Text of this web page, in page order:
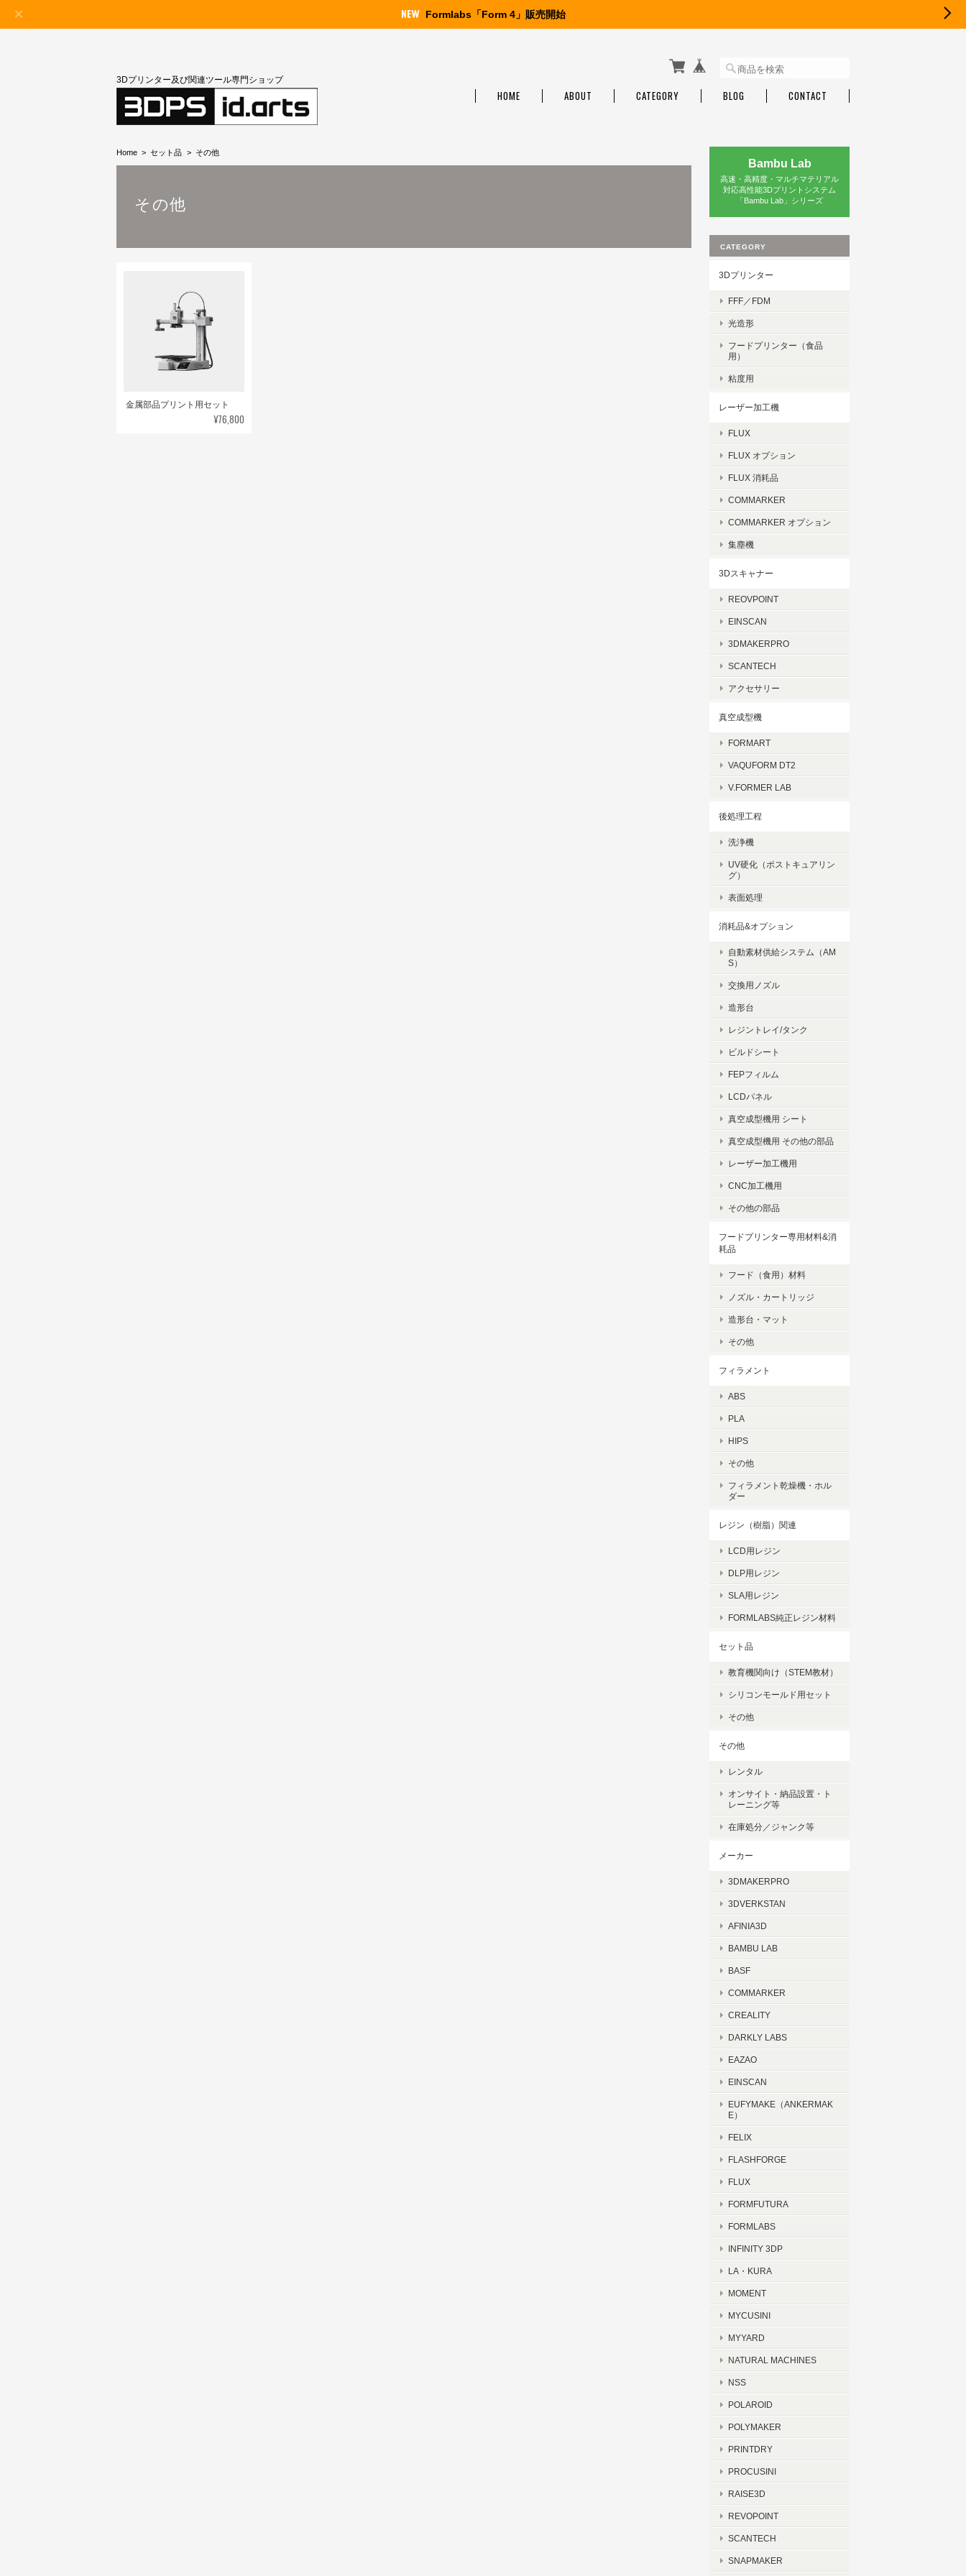
Formlabs「Form 4」販売開始
3Dプリンター及び関連ツール専門ショップ
HOME ABOUT CATEGORY BLOG CONTACT
Home セット品 その他
その他
金属部品プリント用セット
¥76,800
Bambu Lab
高速・高精度・マルチマテリアル
対応高性能3Dプリントシステム
「Bambu Lab」シリーズ
CATEGORY
3Dプリンター
FFF／FDM
光造形
フードプリンター（食品
用）
粘度用
レーザー加工機
FLUX
FLUX オプション
FLUX 消耗品
COMMARKER
COMMARKER オプション
集塵機
3Dスキャナー
REOVPOINT
EINSCAN
3DMAKERPRO
SCANTECH
アクセサリー
真空成型機
FORMART
VAQUFORM DT2
V.FORMER LAB
後処理工程
洗浄機
UV硬化（ポストキュアリン
グ）
表面処理
消耗品&オプション
自動素材供給システム（AM
S）
交換用ノズル
造形台
レジントレイ/タンク
ビルドシート
FEPフィルム
LCDパネル
真空成型機用 シート
真空成型機用 その他の部品
レーザー加工機用
CNC加工機用
その他の部品
フードプリンター専用材料&消
耗品
フード（食用）材料
ノズル・カートリッジ
造形台・マット
その他
フィラメント
ABS
PLA
HIPS
その他
フィラメント乾燥機・ホル
ダー
レジン（樹脂）関連
LCD用レジン
DLP用レジン
SLA用レジン
FORMLABS純正レジン材料
セット品
教育機関向け（STEM教材）
シリコンモールド用セット
その他
その他
レンタル
オンサイト・納品設置・ト
レーニング等
在庫処分／ジャンク等
メーカー
3DMAKERPRO
3DVERKSTAN
AFINIA3D
BAMBU LAB
BASF
COMMARKER
CREALITY
DARKLY LABS
EAZAO
EINSCAN
EUFYMAKE（ANKERMAK
E）
FELIX
FLASHFORGE
FLUX
FORMFUTURA
FORMLABS
INFINITY 3DP
LA・KURA
MOMENT
MYCUSINI
MYYARD
NATURAL MACHINES
NSS
POLAROID
POLYMAKER
PRINTDRY
PROCUSINI
RAISE3D
REVOPOINT
SCANTECH
SNAPMAKER